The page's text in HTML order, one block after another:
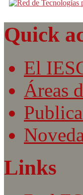
Quick
El
Áreas
Links